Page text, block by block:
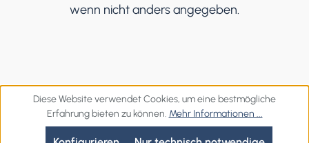
wenn nicht anders angegeben.
Diese Website verwendet Cookies, um eine bestmögliche
Erfahrung bieten zu können. Mehr Informationen ...